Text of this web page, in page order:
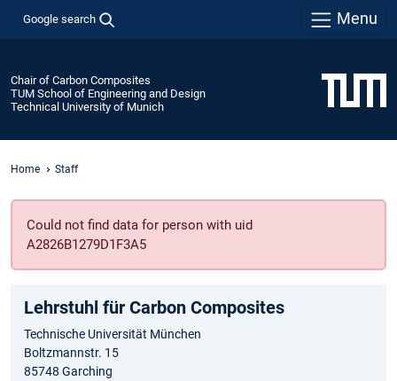
Google search Menu
Chair of Carbon Composites
TUM School of Engineering and Design
Technical University of Munich
Home Staff
Could not find data for person with uid
A2826B1279D1F3A5
Lehrstuhl für Carbon Composites
Technische Universität München
Boltzmannstr. 15
85748 Garching